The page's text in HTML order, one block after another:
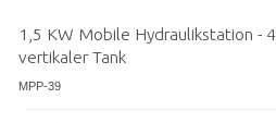
1,5 KW Mobile Hydraulikstation -
vertikaler Tank
MPP-39